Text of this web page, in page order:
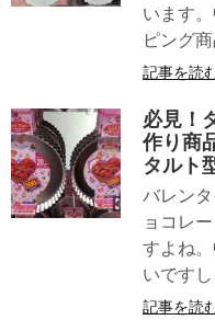
います
ピング
記事を読
必見！
作り商
タルト
バレン
ョコレ
すよね
いです
記事を読